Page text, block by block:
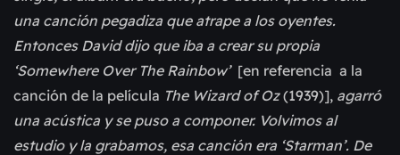
una canción pegadiza que atrape a los oyentes.
Entonces David dijo que iba a crear su propia
‘Somewhere Over The Rainbow’ [en referencia a la
canción de la película The Wizard of Oz(1939)], agarró
una acústica y se puso a componer. Volvimos al
estudio y la grabamos, esa canción era ‘Starman’. De